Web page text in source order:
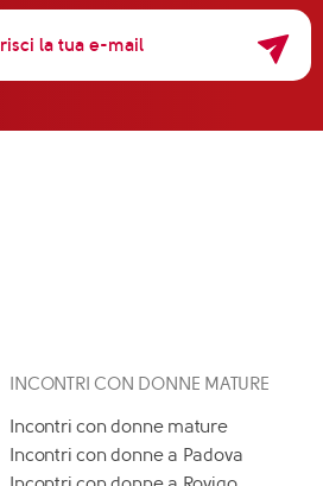
INCONTRI CON DONNE MATURE
Incontri con donne mature
Incontri con donne a Padova